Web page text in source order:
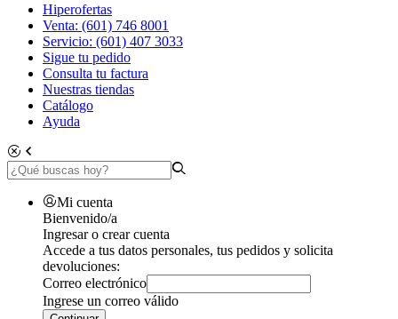
Hiperofertas
Venta: (601) 746 8001
Servicio: (601) 407 3033
Sigue tu pedido
Consulta tu factura
Nuestras tiendas
Catálogo
Ayuda
Mi cuenta
Bienvenido/a
Ingresar o crear cuenta
Accede a tus datos personales, tus pedidos y solicita
devoluciones:
Correo electrónico
Ingrese un correo válido